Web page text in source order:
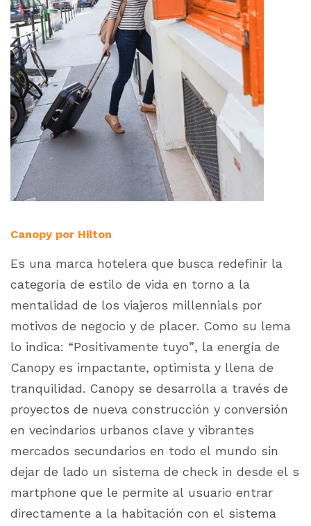
Canopy por Hilton
Es una marca hotelera que busca redefinir la
categoría de estilo de vida en torno a la
mentalidad de los viajeros millennials por
motivos de negocio y de placer. Como su lema
lo indica: “Positivamente tuyo”, la energía de
Canopy es impactante, optimista y llena de
tranquilidad. Canopy se desarrolla a través de
proyectos de nueva construcción y conversión
en vecindarios urbanos clave y vibrantes
mercados secundarios en todo el mundo sin
dejar de lado un sistema de check in desde el s
martphone que le permite al usuario entrar
directamente a la habitación con el sistema